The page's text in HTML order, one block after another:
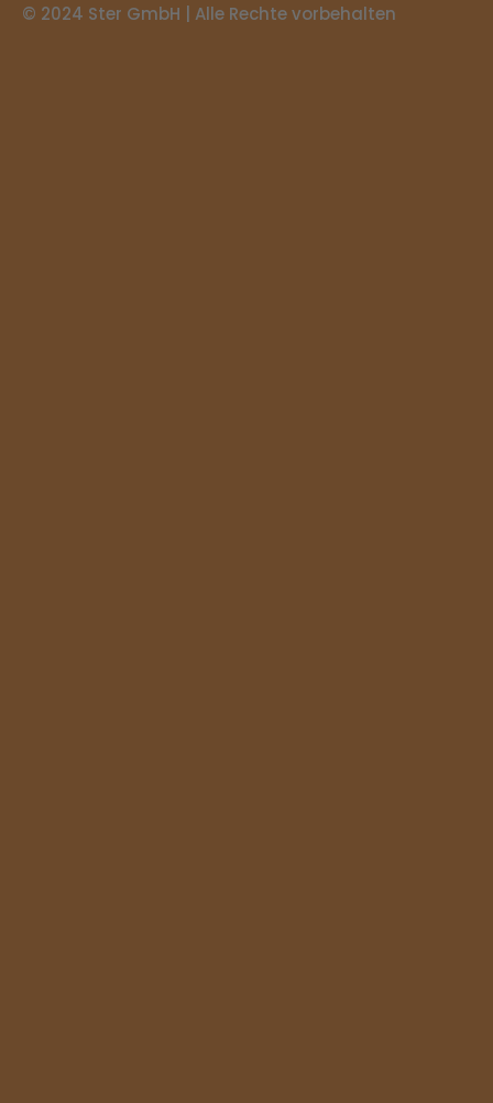
© 2024 Ster GmbH | Alle Rechte vorbehalten